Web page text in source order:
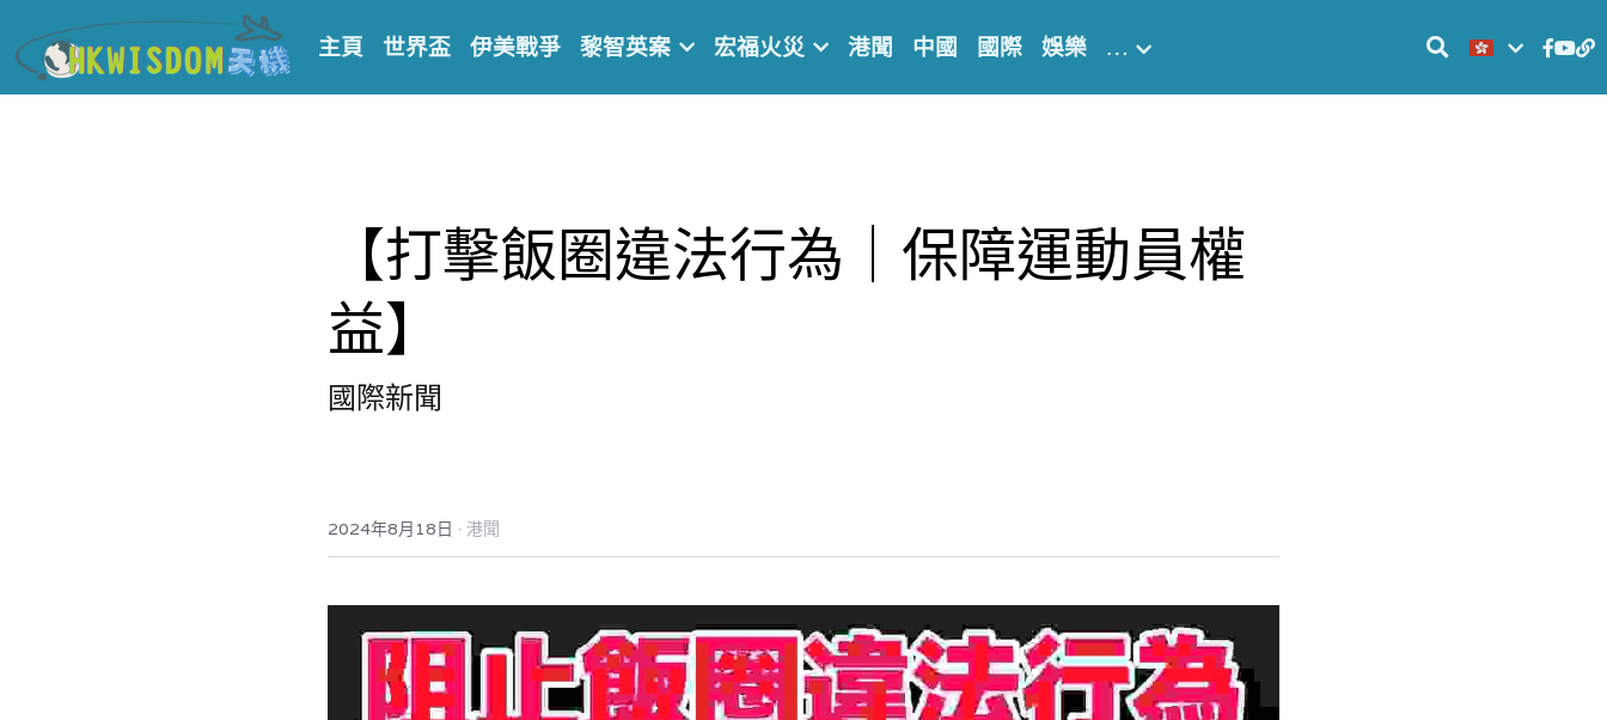
主頁 世界盃 伊美戰爭 黎智英案 宏福火災 港聞 中國 國際 娛樂 …
【打擊飯圈違法行為｜保障運動員權
益】
國際新聞
2024年8月18日 · 港聞